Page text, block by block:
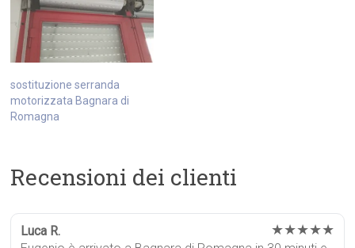
sostituzione serranda
motorizzata Bagnara di
Romagna
Recensioni dei clienti
Luca R. ★★★★★